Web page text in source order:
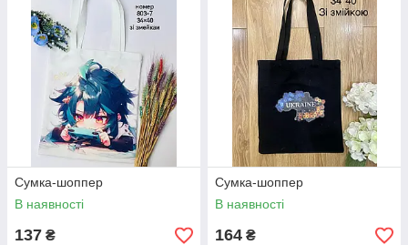
Сумка-шоппер
В наявності
137 ₴
Сумка-шоппер
В наявності
164 ₴